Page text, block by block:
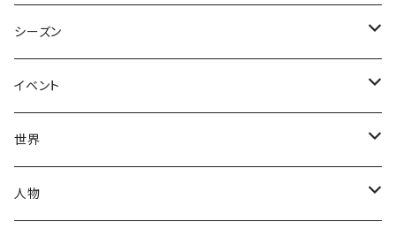
シーズン
春
夏
秋
イベント
出産・育児
母の日
世界
ハワイアン
人物